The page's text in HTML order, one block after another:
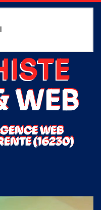
WEB
WEB
(16230)